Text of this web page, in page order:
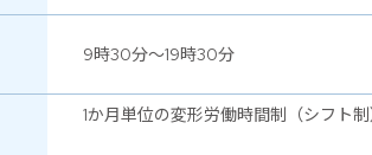
9時30分～19時30分
1か月単位の変形労働時間制（シフト制